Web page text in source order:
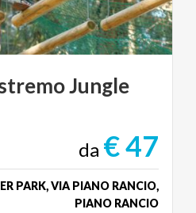
Jungle
da € 47
PARK, VIA PIANO RANCIO,
PIANO RANCIO